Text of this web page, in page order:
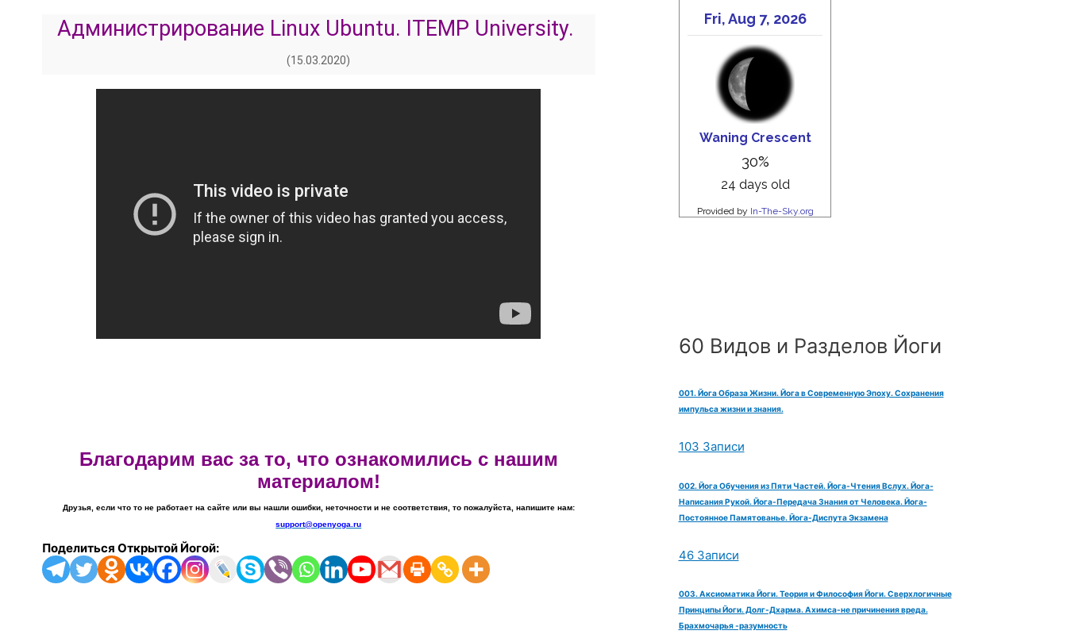
Администрирование Linux Ubuntu. ITEMP University.
(15.03.2020)
Благодарим вас за то, что ознакомились с нашим
материалом!
Друзья, если что то не работает на сайте или вы нашли ошибки, неточности и не соответствия, то пожалуйста, напишите нам:
support@openyoga.ru
Поделиться Открытой Йогой:
60 Видов и Разделов Йоги
001. Йога Образа Жизни. Йога в Современную Эпоху. Сохранения
импульса жизни и знания.
103 Записи
002. Йога Обучения из Пяти Частей. Йога-Чтения Вслух. Йога-
Написания Рукой. Йога-Передача Знания от Человека. Йога-
Постоянное Памятованье. Йога-Диспута Экзамена
46 Записи
003. Аксиоматика Йоги. Теория и Философия Йоги. Сверхлогичные
Принципы Йоги. Долг-Дхарма. Ахимса-не причинения вреда.
Брахмочарья -разумность